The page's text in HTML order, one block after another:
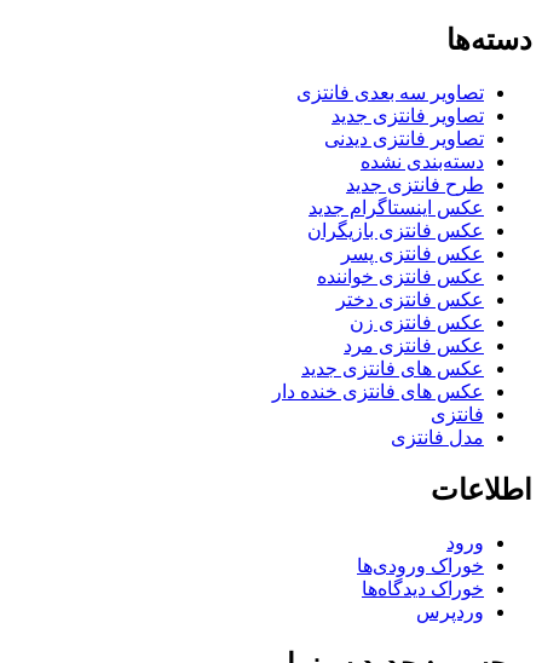
دسته‌ها
تصاویر سه بعدی فانتزی
تصاویر فانتزی جدید
تصاویر فانتزی دیدنی
دسته‌بندی نشده
طرح فانتزی جدید
عکس اینستاگرام جدید
عکس فانتزی بازیگران
عکس فانتزی پسر
عکس فانتزی خواننده
عکس فانتزی دختر
عکس فانتزی زن
عکس فانتزی مرد
عکس های فانتزی جدید
عکس های فانتزی خنده دار
فانتزی
مدل فانتزی
اطلاعات
ورود
خوراک ورودی‌ها
خوراک دیدگاه‌ها
وردپرس